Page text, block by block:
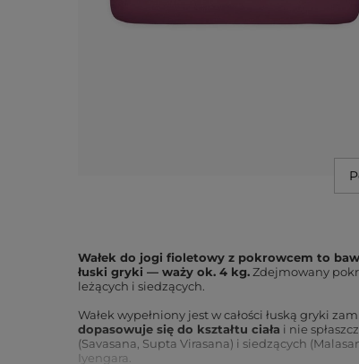
Wałek do jogi fioletowy z pokrowcem to
łuski gryki — waży ok. 4 kg.Zdejmowany
leżących i siedzących.
Wałek wypełniony jest w całości łuską gryki
dopasowuje się do kształtu ciała i nie
(Savasana, Supta Virasana) i siedzących
Iyengara.